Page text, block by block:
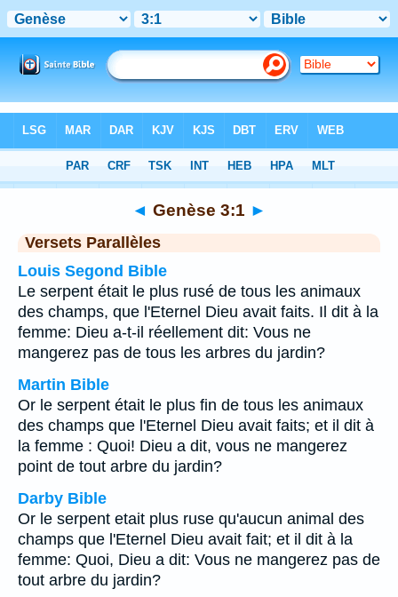
Chapitre 3> Verset 1
◄ Genèse 3:1 ►
Versets Parallèles
Louis Segond Bible
Le serpent était le plus rusé de tous les animaux
des champs, que l'Eternel Dieu avait faits. Il dit à la
femme: Dieu a-t-il réellement dit: Vous ne
mangerez pas de tous les arbres du jardin?
Martin Bible
Or le serpent était le plus fin de tous les animaux
des champs que l'Eternel Dieu avait faits; et il dit à
la femme : Quoi! Dieu a dit, vous ne mangerez
point de tout arbre du jardin?
Darby Bible
Or le serpent etait plus ruse qu'aucun animal des
champs que l'Eternel Dieu avait fait; et il dit à la
femme: Quoi, Dieu a dit: Vous ne mangerez pas de
tout arbre du jardin?